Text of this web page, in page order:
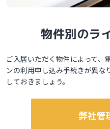
物件別のラ
ご⼊居いただく物件によって、
ンの利⽤申し込み⼿続きが異な
しておきましょう。
弊社管